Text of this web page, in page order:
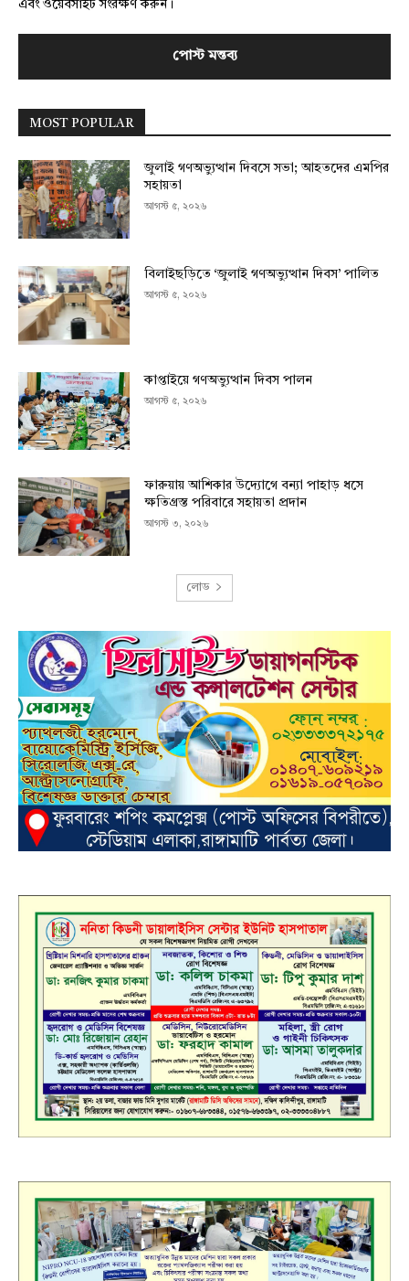
এবং ওয়েবসাইট সংরক্ষণ করুন।
MOST POPULAR
জুলাই গণঅভ্যুত্থান দিবসে সভা; আহতদের এমপির
সহায়তা
আগস্ট ৫, ২০২৬
বিলাইছড়িতে ‘জুলাই গণঅভ্যুত্থান দিবস’ পালিত
আগস্ট ৫, ২০২৬
কাপ্তাইয়ে গণঅভ্যুত্থান দিবস পালন
আগস্ট ৫, ২০২৬
ফারুয়ায় আশিকার উদ্যোগে বন্যা পাহাড় ধসে
ক্ষতিগ্রস্ত পরিবারে সহায়তা প্রদান
আগস্ট ৩, ২০২৬
লোড